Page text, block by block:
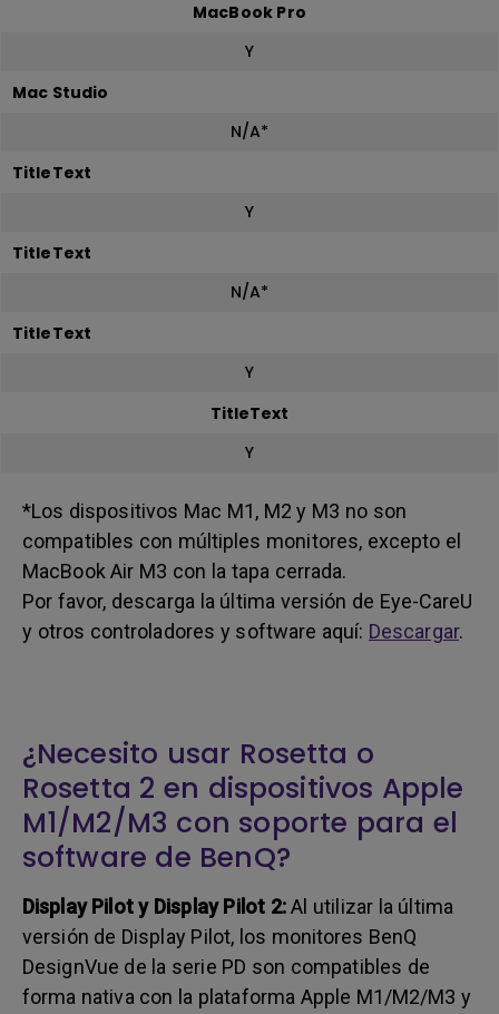
MacBook Pro
Y
Mac Studio
N/A*
TitleText
Y
TitleText
N/A*
TitleText
Y
TitleText
Y
*Los dispositivos Mac M1, M2 y M3 no son
compatibles con múltiples monitores, excepto el
MacBook Air M3 con la tapa cerrada.
Por favor, descarga la última versión de Eye-CareU
y otros controladores y software aquí: Descargar.
¿Necesito usar Rosetta o
Rosetta 2 en dispositivos Apple
M1/M2/M3 con soporte para el
software de BenQ?
Display Pilot y Display Pilot 2:Al utilizar la última
versión de Display Pilot, los monitores BenQ
DesignVue de la serie PD son compatibles de
forma nativa con la plataforma Apple M1/M2/M3 y